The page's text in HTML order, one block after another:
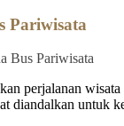
Pariwisata
perjalanan
diandalkan untuk